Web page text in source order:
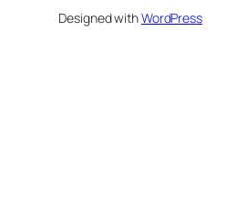
Designed withWordPress